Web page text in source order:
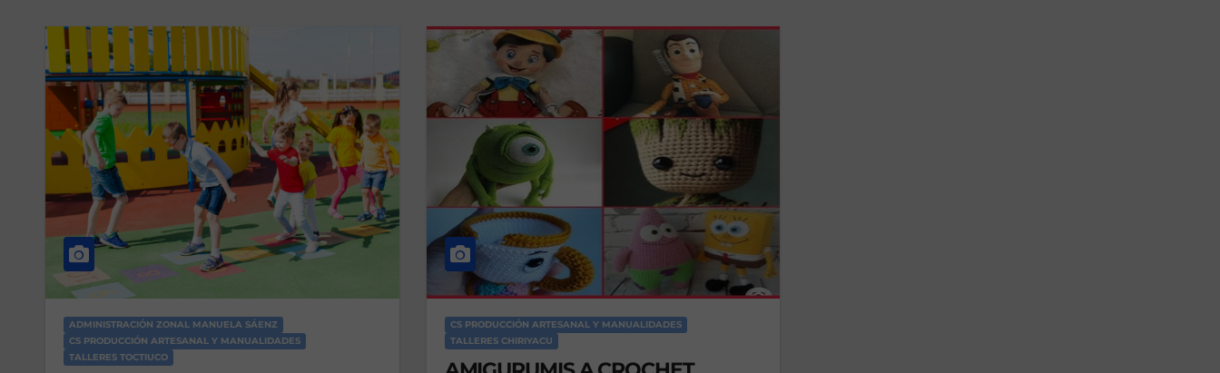
ADMINISTRACIÓN ZONAL MANUELA SÁENZ
CS PRODUCCIÓN ARTESANAL Y MANUALIDADES
TALLERES TOCTIUCO
CS PRODUCCIÓN ARTESANAL Y MANUALIDADES
TALLERES CHIRIYACU